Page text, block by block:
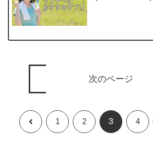
次のページ
前 1 2 3 4